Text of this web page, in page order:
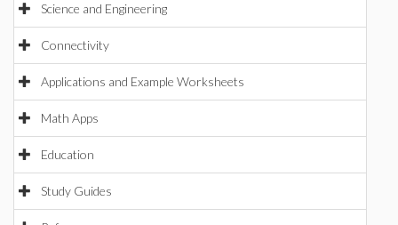
Science and Engineering
Connectivity
Applications and Example Worksheets
Math Apps
Education
Study Guides